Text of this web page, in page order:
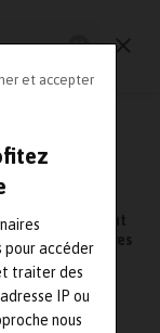
et accepter
pour accéder
traiter des
IP ou
nous
en production
»
et Tibbloc signent
des chaudières